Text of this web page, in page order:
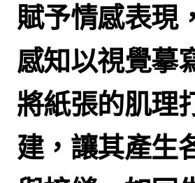
賦予情感表現
感知以視覺摹
將紙張的肌理
建，讓其產生